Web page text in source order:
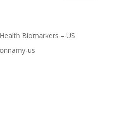
Biomarkers – US
us